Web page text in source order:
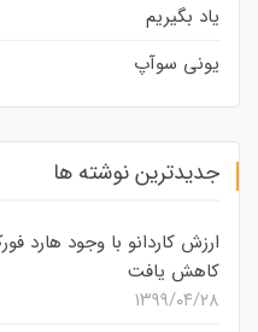
یاد بگیریم
یونی سوآپ
جدیدترین نوشته ها
کاهش یافت
۱۳۹۹/۰۴/۲۸